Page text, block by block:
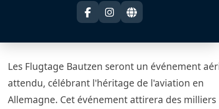
Les Flugtage Bautzen seront un événement
attendu, célébrant l'héritage de l'aviation en
Allemagne. Cet événement attirera des milliers